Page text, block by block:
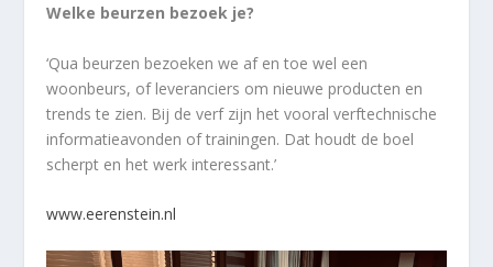
Welke beurzen bezoek je?
‘Qua beurzen bezoeken we af en toe wel een
woonbeurs, of leveranciers om nieuwe producten en
trends te zien. Bij de verf zijn het vooral verftechnische
informatieavonden of trainingen. Dat houdt de boel
scherpt en het werk interessant.’
www.eerenstein.nl